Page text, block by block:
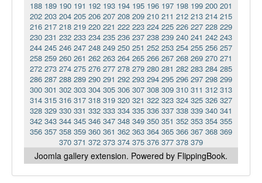
188 189 190 191 192 193 194 195 196 197 198 199 200 201
202 203 204 205 206 207 208 209 210 211 212 213 214 215
216 217 218 219 220 221 222 223 224 225 226 227 228 229
230 231 232 233 234 235 236 237 238 239 240 241 242 243
244 245 246 247 248 249 250 251 252 253 254 255 256 257
258 259 260 261 262 263 264 265 266 267 268 269 270 271
272 273 274 275 276 277 278 279 280 281 282 283 284 285
286 287 288 289 290 291 292 293 294 295 296 297 298 299
300 301 302 303 304 305 306 307 308 309 310 311 312 313
314 315 316 317 318 319 320 321 322 323 324 325 326 327
328 329 330 331 332 333 334 335 336 337 338 339 340 341
342 343 344 345 346 347 348 349 350 351 352 353 354 355
356 357 358 359 360 361 362 363 364 365 366 367 368 369
370 371 372 373 374 375 376 377 378 379
Joomla gallery extension. Powered by FlippingBook.